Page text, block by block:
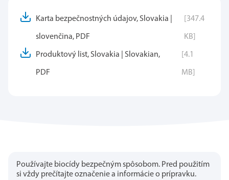
Karta bezpečnostných údajov, Slovakia |
slovenčina, PDF
[347.4
KB]
Produktový list, Slovakia | Slovakian,
PDF
[4.1
MB]
Používajte biocídy bezpečným spôsobom. Pred použitím
si vždy prečítajte označenie a informácie o prípravku.